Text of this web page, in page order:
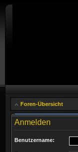
Foren-Übersicht
Anmelden
Benutzername: